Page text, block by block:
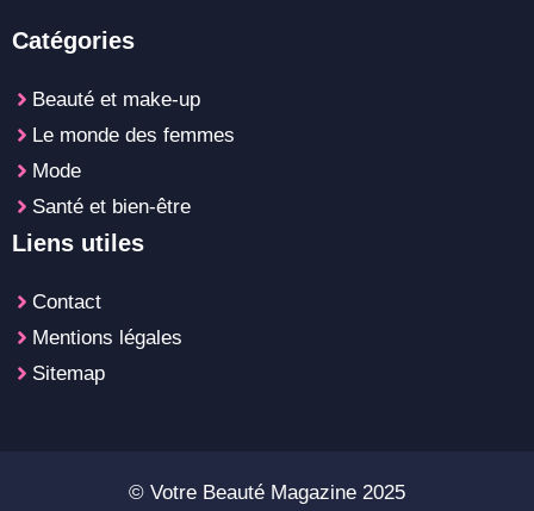
Catégories
Beauté et make-up
Le monde des femmes
Mode
Santé et bien-être
Liens utiles
Contact
Mentions légales
Sitemap
© Votre Beauté Magazine 2025